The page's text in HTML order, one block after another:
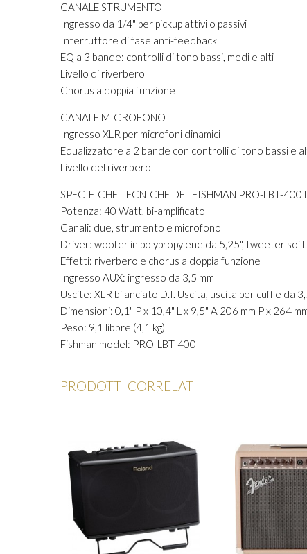
CANALE STRUMENTO
Ingresso da 1/4" per pickup attivi o passivi
Interruttore di fase anti-feedback
EQ a 3 bande: controlli di tono bassi, medi e alti
Livello di riverbero
Chorus a doppia funzione
CANALE MICROFONO
Ingresso XLR per microfoni dinamici
Equalizzatore a 2 bande con controlli di tono bassi e
Livello del riverbero
SPECIFICHE TECNICHE DEL FISHMAN PRO-LBT-
Potenza: 40 Watt, bi-amplificato
Canali: due, strumento e microfono
Driver: woofer in polypropylene da 5,25", tweeter
Effetti: riverbero e chorus a doppia funzione
Ingresso AUX: ingresso da 3,5 mm
Uscite: XLR bilanciato D.I. Uscita, uscita per cuffie da
Dimensioni: 0,1" P x 10,4" L x 9,5" A 206 mm P x 264
Peso: 9,1 libbre (4,1 kg)
Fishman model: PRO-LBT-400
PRODOTTI CORRELATI